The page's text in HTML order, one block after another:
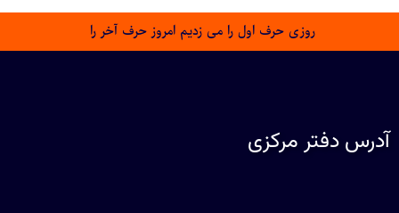
روزی حرف اول را می زدیم امروز حرف آخر را
آدرس دفتر مرکزی